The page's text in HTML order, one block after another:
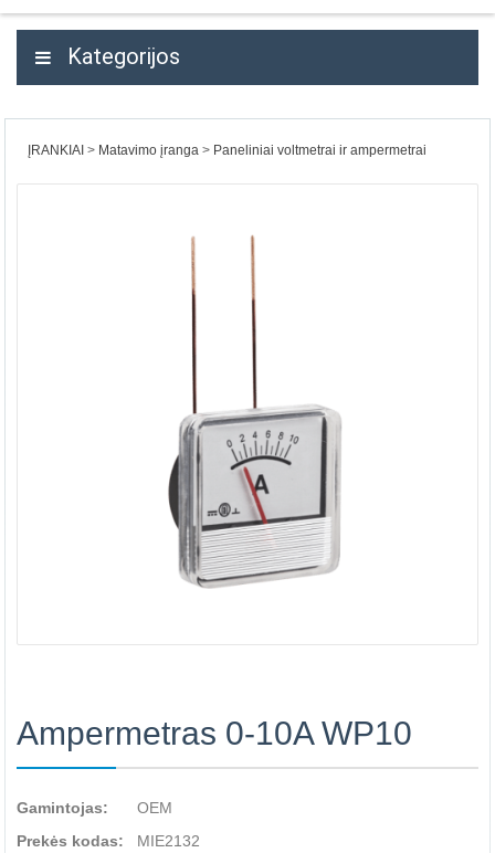
Kategorijos
ĮRANKIAI Matavimo įranga Paneliniai voltmetrai ir ampermetrai
Ampermetras 0-10A WP10
Gamintojas:
OEM
Prekės kodas:
MIE2132